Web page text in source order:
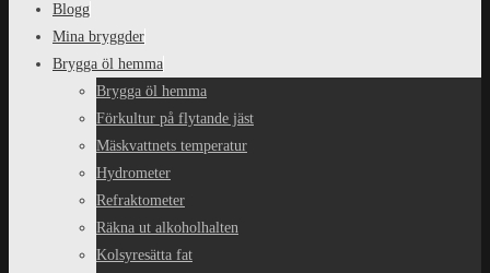
Blogg
Mina bryggder
Brygga öl hemma
Brygga öl hemma
Förkultur på flytande jäst
Mäskvattnets temperatur
Hydrometer
Refraktometer
Räkna ut alkoholhalten
Kolsyresätta fat